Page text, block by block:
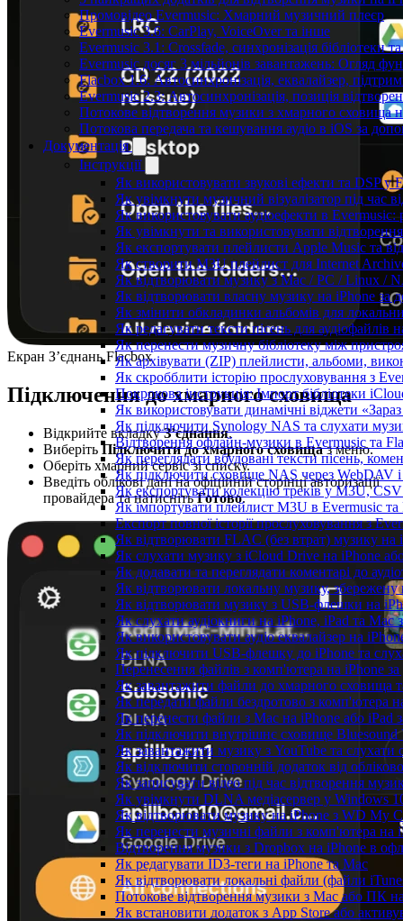
Промовідео Evermusic: Хмарний музичний плеєр
Evermusic 3.6: CarPlay, VoiceOver та інше
Evermusic 3.1: Crossfade, синхронізація бібліотеки
Evermusic досяг 3 мільйонів завантажень: Огляд
Flacbox 1.6: Автосинхронізація, еквалайзер,
Evermusic 2.3: Автосинхронізація, позиція
Потокове відтворення музики з хмарного сховища
Потокова передача та кешування аудіо в iOS за
Документація
Інструкції
Як використовувати звукові ефекти та DSP у
Як увімкнути музичний візуалізатор під час
Як використовувати аудіоефекти в Evermusic:
Як увімкнути та використовувати
Як експортувати плейлисти Apple Music та
Як створити M3U плейлист для Internet
Як відтворювати музику з Mac / PC / Linux /
Як відтворювати власну музику на iPhone за
Як змінити обкладинки альбомів для
Як редагувати тексти пісень для аудіофайлів
Як перенести музичну бібліотеку між
Як архівувати (ZIP) плейлисти, альбоми,
Як скробблити історію прослуховування з
Покрокова інструкція: Імпорт бібліотеки
Як використовувати динамічні віджети
Як підключити Synology NAS та слухати
Відтворення офлайн-музики в Evermusic та
Як переглядати вбудовані тексти пісень,
Як підключити сховище NAS через WebDAV
Як експортувати колекцію треків у M3U,
Як імпортувати плейлист M3U в Evermusic та
Експорт повної історії прослуховування з
Як відтворювати FLAC (без втрат) музику на
Як слухати музику з iCloud Drive на iPhone
Як додавати та переглядати коментарі до
Як відтворювати локальну музику, збережену
Як відтворювати музику з USB-флешки на
Як слухати аудіокниги на iPhone, iPad та
Як використовувати аудіо еквалайзер на
Як підключити USB-флешку до iPhone та
Перенесення файлів з комп'ютера на iPhone
Як завантажити файли до хмарного сховища
Як передати файли бездротово з комп'ютера
Як перенести файли з Mac на iPhone або iPad
Як підключити внутрішнє сховище
Як завантажити музику з YouTube та
Як відключити сторонній додаток від
Як записувати відео під час відтворення
Як увімкнути DLNA медіасервер у Windows
Як відтворювати музику на iPhone з WD My
Як перенести музичні файли з комп'ютера
Відтворення музики з Dropbox на iPhone в
Як редагувати ID3-теги на iPhone та Mac
Як відтворювати локальні файли (файли
Потокове відтворення музики з Mac або ПК
Як встановити додаток з App Store або
Екран З’єднань Flacbox
Підключення до хмарного сховища
Відкрийте вкладкуЗ’єднання.
ВиберітьПідключити до хмарного сховищаз меню.
Оберіть хмарний сервіс зі списку.
Введіть облікові дані на офіційній сторінці авторизації
провайдера та натиснітьГотово.